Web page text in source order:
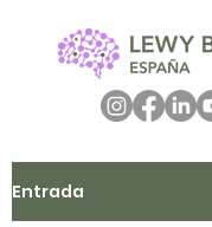
Entrada